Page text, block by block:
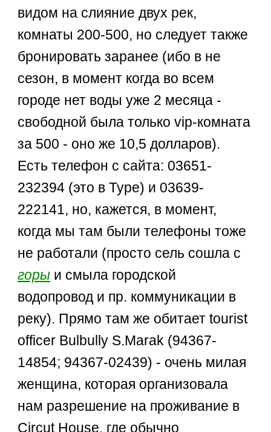
видом на слияние двух рек,
комнаты 200-500, но следует также
бронировать заранее (ибо в не
сезон, в момент когда во всем
городе нет воды уже 2 месяца -
свободной была только vip-комната
за 500 - оно же 10,5 долларов).
Есть телефон с сайта: 03651-
232394 (это в Туре) и 03639-
222141, но, кажется, в момент,
когда мы там были телефоны тоже
не работали (просто сель сошла с
горы и смыла городской
водопровод и пр. коммуникации в
реку). Прямо там же обитает tourist
officer Bulbully S.Marak (94367-
14854; 94367-02439) - очень милая
женщина, которая организовала
нам разрешение на проживание в
Circut House, где обычно